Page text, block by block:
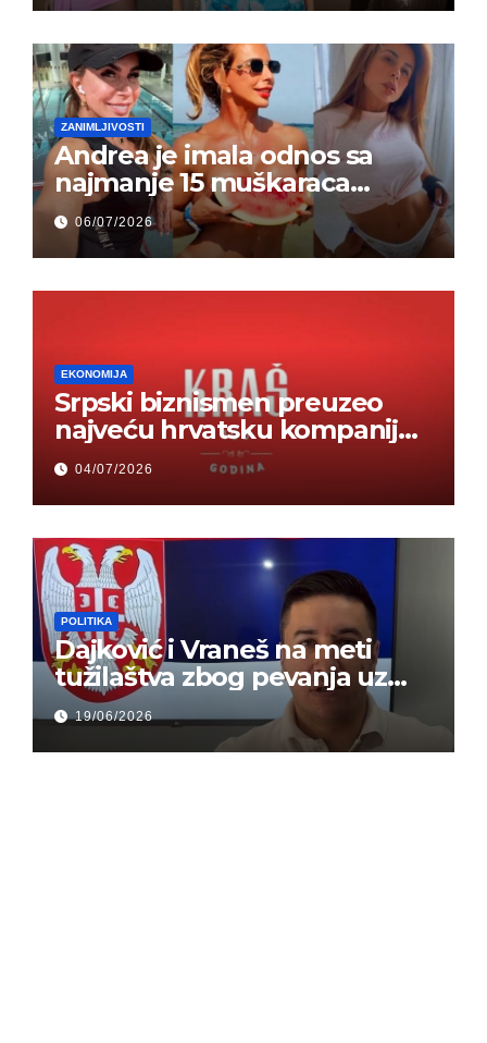
ZANIMLJIVOSTI
Andrea je imala odnos sa
najmanje 15 muškaraca
odjednom – „Doktor mi je
rekao…“ (FOTO)
06/07/2026
EKONOMIJA
Srpski biznismen preuzeo
najveću hrvatsku kompaniju i
ponos zemlje – Hrvati ne
mogu da veruju
04/07/2026
POLITIKA
Dajković i Vraneš na meti
tužilaštva zbog pevanja uz
gusle
19/06/2026